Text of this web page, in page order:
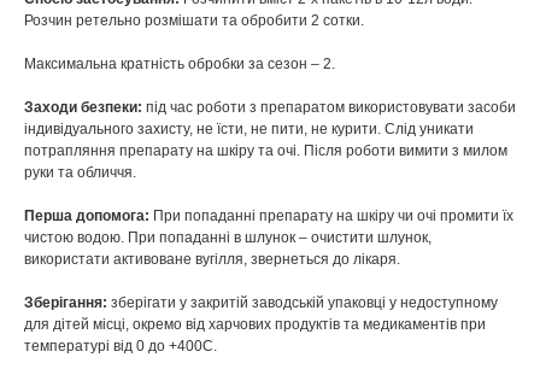
Розчин ретельно розмішати та обробити 2 сотки.
Максимальна кратність обробки за сезон – 2.
Заходи безпеки: під час роботи з препаратом використовувати засоби
індивідуального захисту, не їсти, не пити, не курити. Слід уникати
потрапляння препарату на шкіру та очі. Після роботи вимити з милом
руки та обличчя.
Перша допомога: При попаданні препарату на шкіру чи очі промити їх
чистою водою. При попаданні в шлунок – очистити шлунок,
використати активоване вугілля, звернеться до лікаря.
Зберігання: зберігати у закритій заводській упаковці у недоступному
для дітей місці, окремо від харчових продуктів та медикаментів при
температурі від 0 до +400С.